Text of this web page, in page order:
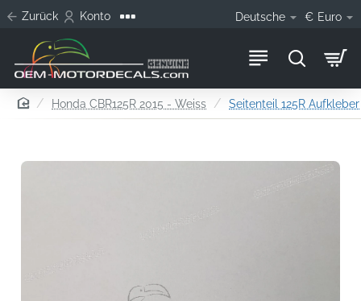
Zurück Konto Deutsche € Euro
homeHonda CBR125R 2015 - Weiss Seitenteil 125R Aufkleber